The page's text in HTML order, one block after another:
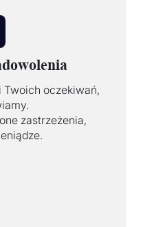
Twoich oczekiwań,
zastrzeżenia,